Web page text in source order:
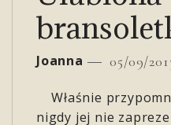
Joanna 05/09/
Właśnie
nigdy jej nie